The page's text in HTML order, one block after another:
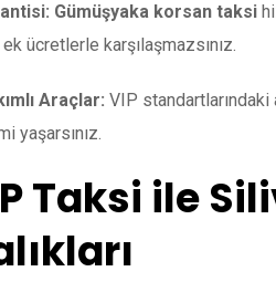
Gümüşyaka korsan taksi
ücretlerle karşılaşmazsınız.
Araçlar: VIP standartlarındaki
yaşarsınız.
Taksi ile